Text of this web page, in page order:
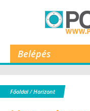
Belépés
Főoldal/Horizont